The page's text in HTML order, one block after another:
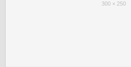
300 × 250